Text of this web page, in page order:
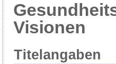
Visionen
Titelangaben